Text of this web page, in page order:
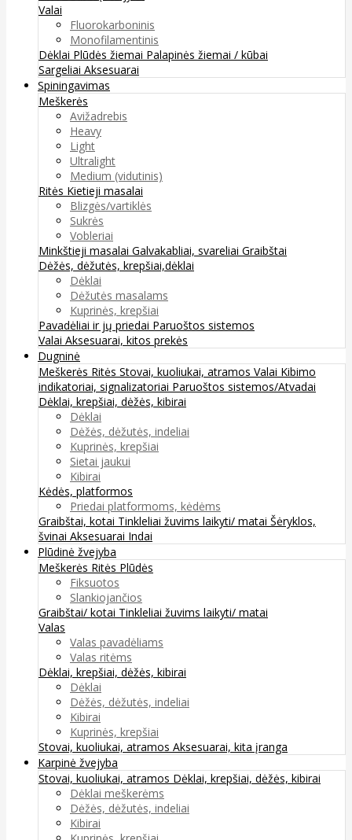
Valai
Fluorokarboninis
Monofilamentinis
Dėklai Plūdės žiemai Palapinės žiemai / kūbai
Sargeliai Aksesuarai
Spiningavimas
Meškerės
Avižadrebis
Heavy
Light
Ultralight
Medium (vidutinis)
Ritės Kietieji masalai
Blizgės/vartiklės
Sukrės
Vobleriai
Minkštieji masalai Galvakabliai, svareliai Graibštai
Dėžės, dėžutės, krepšiai,dėklai
Dėklai
Dėžutės masalams
Kuprinės, krepšiai
Pavadėliai ir jų priedai Paruoštos sistemos
Valai Aksesuarai, kitos prekės
Dugninė
Meškerės Ritės Stovai, kuoliukai, atramos Valai Kibimo
indikatoriai, signalizatoriai Paruoštos sistemos/Atvadai
Dėklai, krepšiai, dėžės, kibirai
Dėklai
Dėžės, dėžutės, indeliai
Kuprinės, krepšiai
Sietai jaukui
Kibirai
Kėdės, platformos
Priedai platformoms, kėdėms
Graibštai, kotai Tinkleliai žuvims laikyti/ matai Šėryklos,
švinai Aksesuarai Indai
Plūdinė žvejyba
Meškerės Ritės Plūdės
Fiksuotos
Slankiojančios
Graibštai/ kotai Tinkleliai žuvims laikyti/ matai
Valas
Valas pavadėliams
Valas ritėms
Dėklai, krepšiai, dėžės, kibirai
Dėklai
Dėžės, dėžutės, indeliai
Kibirai
Kuprinės, krepšiai
Stovai, kuoliukai, atramos Aksesuarai, kita įranga
Karpinė žvejyba
Stovai, kuoliukai, atramos Dėklai, krepšiai, dėžės, kibirai
Dėklai meškerėms
Dėžės, dėžutės, indeliai
Kibirai